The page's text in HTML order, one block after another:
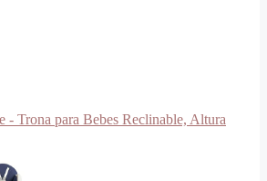
- Trona para Bebes Reclinable, Altura